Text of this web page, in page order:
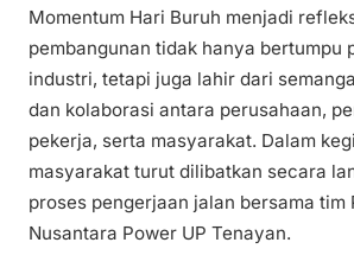
Momentum Hari Buruh menjadi
pembangunan tidak hanya bertumpu
industri, tetapi juga lahir dari
dan kolaborasi antara perusahaan,
pekerja, serta masyarakat. Dalam
masyarakat turut dilibatkan secara
proses pengerjaan jalan bersama tim
Nusantara Power UP Tenayan.